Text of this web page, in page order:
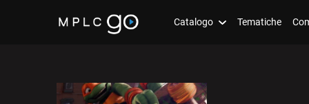
Catalogo Tematiche